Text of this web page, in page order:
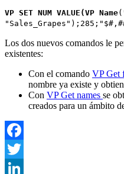
VP SET NUM VALUE (VP Name
Los dos nuevos comandos le
existentes:
Con el comando VP Get
nombre ya existe y
Con VP Get names se
creados para un ámbito
Facebook
Twitter